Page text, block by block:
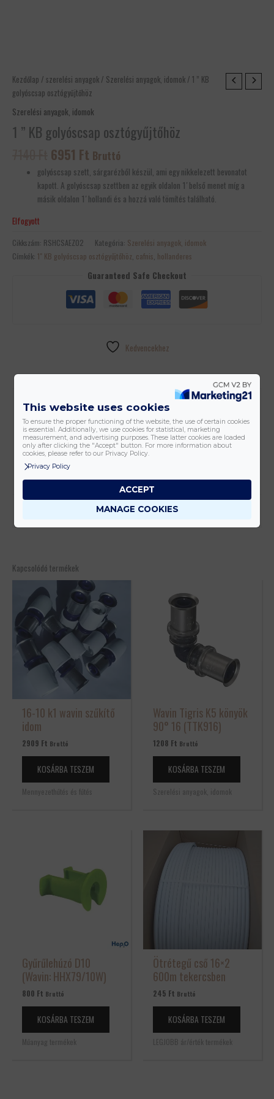
Kezdőlap / szerelési anyagok / Szerelési anyagok, idomok / 1 ” KB
golyóscsap osztógyűjtőhöz
Szerelési anyagok, idomok
1 ” KB golyóscsap osztógyűjtőhöz
Original
price
was:
7140 Ft.
6951 Ft
Current
price
is:
6951 Ft.
Bruttó
golyóscsap szett, sárgarézből készül, ami egy nikkelezett bevonatot
kapott. A golyóscsap szettben az egyik oldalon 1′ belső menet míg a
másik oldalon 1′ hollandi és a hozzá való tömítés található.
Elfogyott
Cikkszám: RSHCSAEZ02 Kategória: Szerelési anyagok, idomok
Címkék: 1" KB golyóscsap osztógyűjtőhöz cafnis hollanderes
Guaranteed Safe Checkout
Kedvencekhez
További információk
Tömeg
0,5 kg
Méretek
írhatnak véleményt.
Kapcsolódó termékek
16-10 k1 wavin szűkítő
idom
2909 Ft Bruttó
KOSÁRBA TESZEM
Mennyezethűtés és fűtés
Wavin Tigris K5 könyök
90° 16 (TTK916)
1208 Ft Bruttó
KOSÁRBA TESZEM
Szerelési anyagok, idomok
Gyűrűlehúzó D10
(Wavin: HHX79/10W)
800 Ft Bruttó
KOSÁRBA TESZEM
Műanyag termékek
Ötrétegű cső 16×2
600m tekercsben
245 Ft Bruttó
KOSÁRBA TESZEM
LEGJOBB ár/érték termékek
This website uses cookies
To ensure the proper functioning of the website, the use of certain cookies
is essential. Additionally, we use cookies for statistical, marketing
measurement, and advertising purposes. These latter cookies are loaded
only after clicking the "Accept" button. For more information about
cookies, please refer to our Privacy Policy.
Privacy Policy
MANAGE COOKIES
ACCEPT